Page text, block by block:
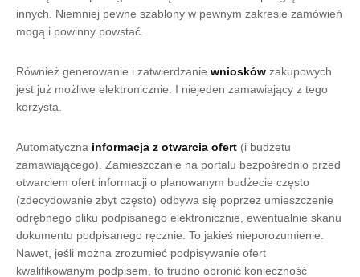
innych. Niemniej pewne szablony w pewnym zakresie zamówień
mogą i powinny powstać.
Również generowanie i zatwierdzanie wniosków zakupowych
jest już możliwe elektronicznie. I niejeden zamawiający z tego
korzysta.
Automatyczna informacja z otwarcia ofert (i budżetu
zamawiającego). Zamieszczanie na portalu bezpośrednio przed
otwarciem ofert informacji o planowanym budżecie często
(zdecydowanie zbyt często) odbywa się poprzez umieszczenie
odrębnego pliku podpisanego elektronicznie, ewentualnie skanu
dokumentu podpisanego ręcznie. To jakieś nieporozumienie.
Nawet, jeśli można zrozumieć podpisywanie ofert
kwalifikowanym podpisem, to trudno obronić konieczność